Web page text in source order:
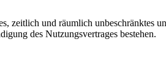
zeitlich und räumlich unbeschränktes
des Nutzungsvertrages bestehen.